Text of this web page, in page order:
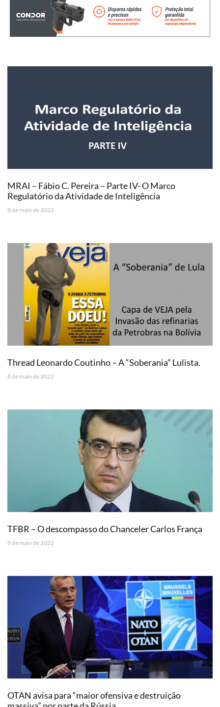
MRAI – Fábio C. Pereira – Parte IV- O Marco
Regulatório da Atividade de Inteligência
8 de maio de 2022
Thread Leonardo Coutinho – A “Soberania” Lulista.
8 de maio de 2022
TFBR – O descompasso do Chanceler Carlos França
8 de maio de 2022
OTAN avisa para “maior ofensiva e destruição